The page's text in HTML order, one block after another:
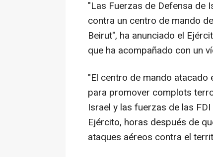
"Las Fuerzas de Defensa de
contra un centro de mando
Beirut", ha anunciado el
que ha acompañado con un
"El centro de mando
para promover complots
Israel y las fuerzas de las
Ejército, horas después de
ataques aéreos contra el